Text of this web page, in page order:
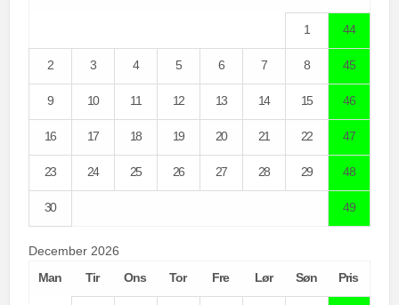
1 44
2 3 4 5 6 7 8 45
9 10 11 12 13 14 15 46
16 17 18 19 20 21 22 47
23 24 25 26 27 28 29 48
30 49
December 2026
Man
Tir Ons Tor Fre Lør Søn Pris